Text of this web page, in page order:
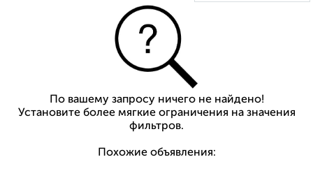
По вашему запросу ничего не найдено!
Установите более мягкие ограничения на значения
фильтров.
Похожие объявления: